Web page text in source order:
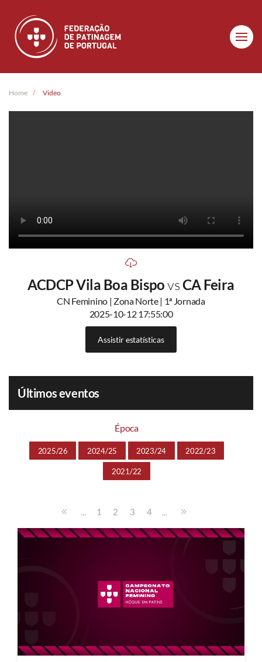
Skip to main content
Home Video
ACDCP Vila Boa BispovsCA Feira
CN Feminino | Zona Norte | 1ª Jornada
2025-10-12 17:55:00
Assistir estatísticas
Últimos eventos
Época
2025/26 2024/25 2023/24 2022/23
2021/22
... 1 2 3 4 ...